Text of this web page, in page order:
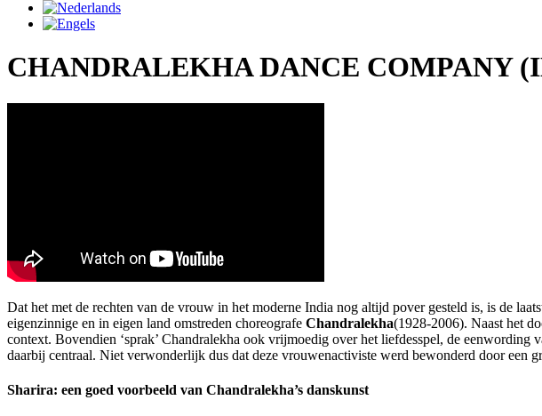
CHANDRALEKHA DANCE COMPANY
Dat het met de rechten van de vrouw in het moderne India nog altijd pover gesteld is, is de
eigenzinnige en in eigen land omstreden choreografe Chandralekha(1928-2006). Naast het
context. Bovendien ‘sprak’ Chandralekha ook vrijmoedig over het liefdesspel, de
daarbij centraal. Niet verwonderlijk dus dat deze vrouwenactiviste werd bewonderd door een
Sharira: een goed voorbeeld van Chandralekha’s danskunst